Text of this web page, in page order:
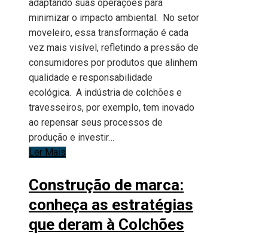
adaptando suas operações para
minimizar o impacto ambiental. No setor
moveleiro, essa transformação é cada
vez mais visível, refletindo a pressão de
consumidores por produtos que alinhem
qualidade e responsabilidade
ecológica. A indústria de colchões e
travesseiros, por exemplo, tem inovado
ao repensar seus processos de
produção e investir…
Ler Mais
Construção de marca:
conheça as estratégias
que deram à Colchões